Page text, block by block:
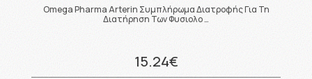
Omega Pharma Arterin Συμπλήρωμα Διατροφής Για Τη
Διατήρηση Των Φυσιολο …
15.24€